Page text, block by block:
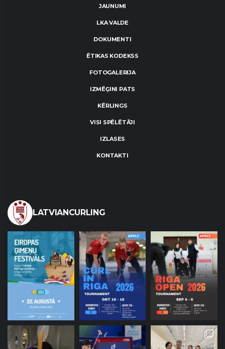
JAUNUMI
LKA VALDE
DOKUMENTI
ĒTIKAS KODEKSS
FOTOGALERIJA
IZMĒĢINI PATS
KĒRLINGS
VISI SPĒLĒTĀJI
IZLASES
KONTAKTI
LATVIANCURLING